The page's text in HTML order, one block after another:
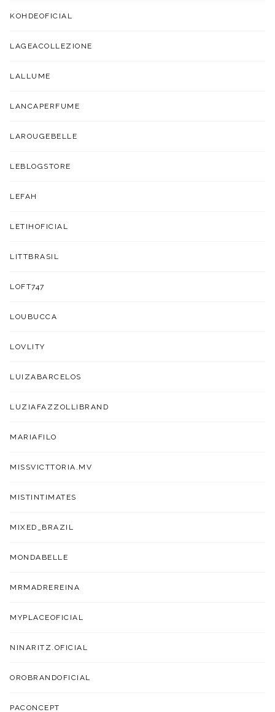
KOHDEOFICIAL
LAGEACOLLEZIONE
LALLUME
LANCAPERFUME
LAROUGEBELLE
LEBLOGSTORE
LEFAH
LETIHOFICIAL
LITTBRASIL
LOFT747
LOUBUCCA
LOVLITY
LUIZABARCELOS
LUZIAFAZZOLLIBRAND
MARIAFILO
MISSVICTTORIA.MV
MISTINTIMATES
MIXED_BRAZIL
MONDABELLE
MRMADREREINA
MYPLACEOFICIAL
NINARITZ.OFICIAL
OROBRANDOFICIAL
PACONCEPT